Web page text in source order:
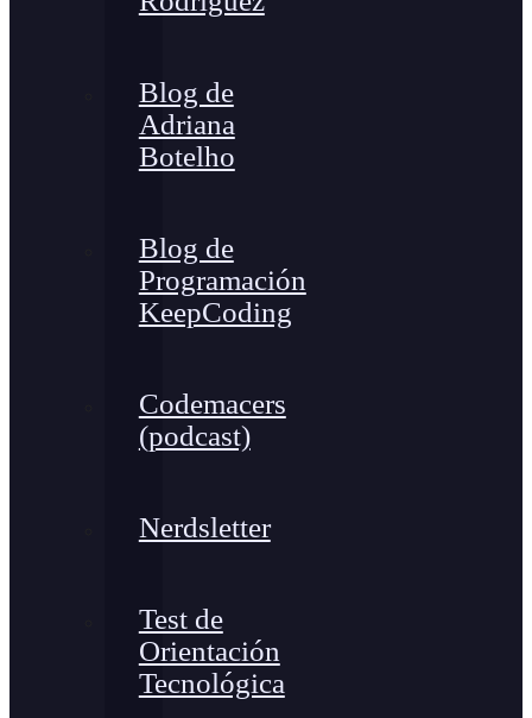
Blog de
Adriana
Botelho
Blog de
Programación
KeepCoding
Codemacers
(podcast)
Nerdsletter
Test de
Orientación
Tecnológica